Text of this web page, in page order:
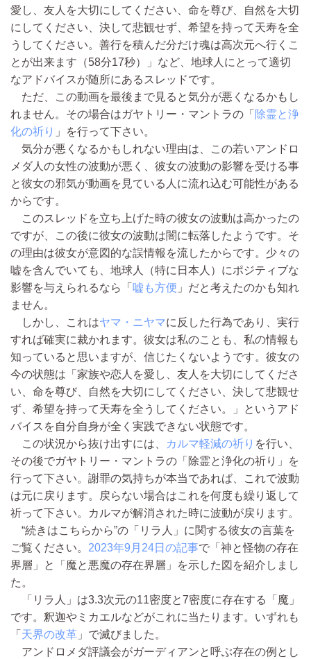
愛し、友人を大切にしてください、命を尊び、自然を大切
にしてください、決して悲観せず、希望を持って天寿を全
うしてください。善行を積んだ分だけ魂は高次元へ行くこ
とが出来ます（58分17秒）」など、地球人にとって適切
なアドバイスが随所にあるスレッドです。
ただ、この動画を最後まで見ると気分が悪くなるかもし
れません。その場合はガヤトリー・マントラの「 除霊と浄
化の祈り 」を行って下さい。
気分が悪くなるかもしれない理由は、この若いアンドロ
メダ人の女性の波動が悪く、彼女の波動の影響を受ける事
と彼女の邪気が動画を見ている人に流れ込む可能性がある
からです。
このスレッドを立ち上げた時の彼女の波動は高かったの
ですが、この後に彼女の波動は闇に転落したようです。そ
の理由は彼女が意図的な誤情報を流したからです。少々の
嘘を含んでいても、地球人（特に日本人）にポジティブな
影響を与えられるなら「 嘘も方便 」だと考えたのかも知れ
ません。
しかし、これはヤマ・ニヤマに反した行為であり、実行
すれば確実に裁かれます。彼女は私のことも、私の情報も
知っていると思いますが、信じたくないようです。彼女の
今の状態は「家族や恋人を愛し、友人を大切にしてくださ
い、命を尊び、自然を大切にしてください、決して悲観せ
ず、希望を持って天寿を全うしてください。」というアド
バイスを自分自身が全く実践できない状態です。
この状況から抜け出すには、
カルマ軽減の祈り を行い、
その後でガヤトリー・マントラの「除霊と浄化の祈り」を
行って下さい。謝罪の気持ちが本当であれば、これで波動
は元に戻ります。戻らない場合はこれを何度も繰り返して
祈って下さい。カルマが解消された時に波動が戻ります。
“続きはこちらから”の「リラ人」に関する彼女の言葉を
ご覧ください。 2023年9月24日の記事で「神と怪物の存在
界層」と「魔と悪魔の存在界層」を示した図を紹介しまし
た。
「リラ人」は3.3次元の11密度と7密度に存在する「魔」
です。釈迦やミカエルなどがこれに当たります。いずれも
「 天界の改革 」で滅びました。
アンドロメダ評議会がガーディアンと呼ぶ存在の例とし